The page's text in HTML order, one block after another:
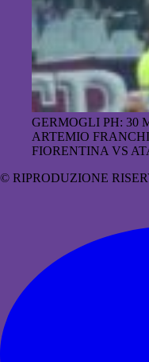
GERMOGLI PH: 30
ARTEMIO
FIORENTINA VS
© RIPRODUZIONE